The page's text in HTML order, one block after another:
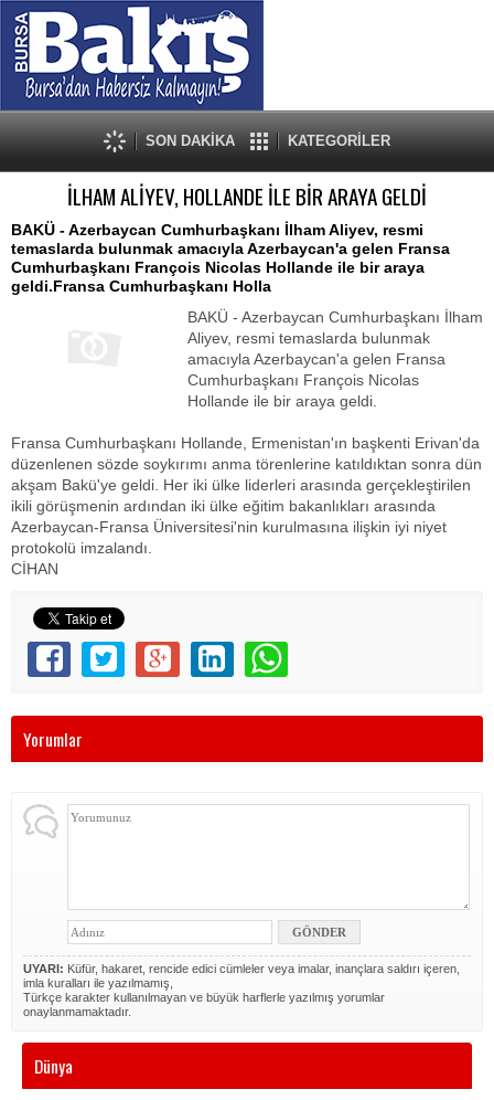
SON DAKİKA KATEGORİLER
İLHAM ALİYEV, HOLLANDE İLE BİR ARAYA GELDİ
BAKÜ - Azerbaycan Cumhurbaşkanı İlham Aliyev, resmi
temaslarda bulunmak amacıyla Azerbaycan'a gelen Fransa
Cumhurbaşkanı François Nicolas Hollande ile bir araya
geldi.Fransa Cumhurbaşkanı Holla
BAKÜ - Azerbaycan Cumhurbaşkanı İlham
Aliyev, resmi temaslarda bulunmak
amacıyla Azerbaycan'a gelen Fransa
Cumhurbaşkanı François Nicolas
Hollande ile bir araya geldi.
Fransa Cumhurbaşkanı Hollande, Ermenistan'ın başkenti Erivan'da
düzenlenen sözde soykırımı anma törenlerine katıldıktan sonra dün
akşam Bakü'ye geldi. Her iki ülke liderleri arasında gerçekleştirilen
ikili görüşmenin ardından iki ülke eğitim bakanlıkları arasında
Azerbaycan-Fransa Üniversitesi'nin kurulmasına ilişkin iyi niyet
protokolü imzalandı.
CİHAN
Yorumlar
UYARI: Küfür, hakaret, rencide edici cümleler veya imalar, inançlara saldırı içeren,
imla kuralları ile yazılmamış,
Türkçe karakter kullanılmayan ve büyük harflerle yazılmış yorumlar
onaylanmamaktadır.
Dünya